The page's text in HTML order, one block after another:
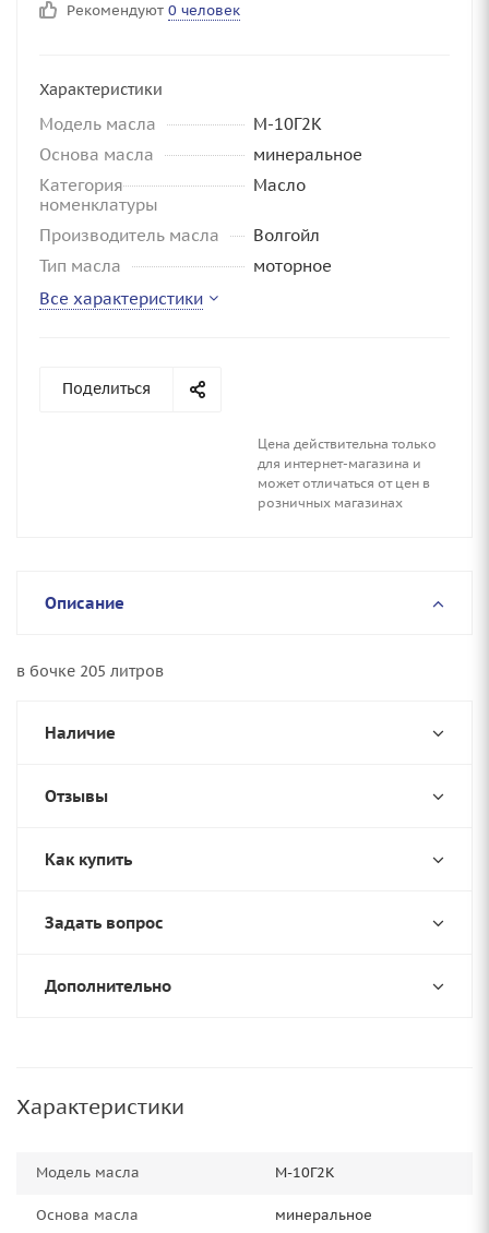
Рекомендуют 0 человек
Характеристики
Модель масла
М-10Г2К
Основа масла
минеральное
Категория
номенклатуры
Масло
Производитель масла
Волгойл
Тип масла
моторное
Все характеристики
Поделиться
Цена действительна только
для интернет-магазина и
может отличаться от цен в
розничных магазинах
Описание
в бочке 205 литров
Наличие
Отзывы
Как купить
Задать вопрос
Дополнительно
Характеристики
Модель масла М-10Г2К
Основа масла минеральное